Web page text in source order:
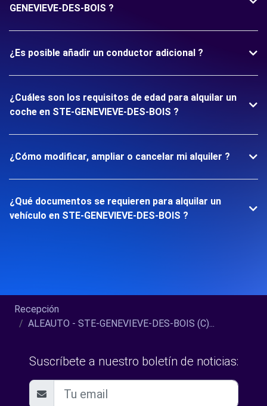
GENEVIEVE-DES-BOIS ?
¿Es posible añadir un conductor adicional ?
¿Cuáles son los requisitos de edad para alquilar un
coche en STE-GENEVIEVE-DES-BOIS ?
¿Cómo modificar, ampliar o cancelar mi alquiler ?
¿Qué documentos se requieren para alquilar un
vehículo en STE-GENEVIEVE-DES-BOIS ?
Recepción
ALEAUTO - STE-GENEVIEVE-DES-BOIS (C)...
Suscríbete a nuestro boletín de noticias: